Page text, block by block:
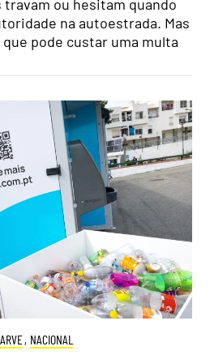
ou hesitam quando
na autoestrada. Mas
pode custar uma multa
, NACIONAL